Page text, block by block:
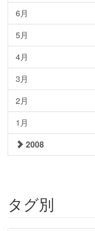
6月
5月
4月
3月
2月
1月
2008
タグ別